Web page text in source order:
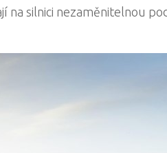
na silnici nezaměnitelnou